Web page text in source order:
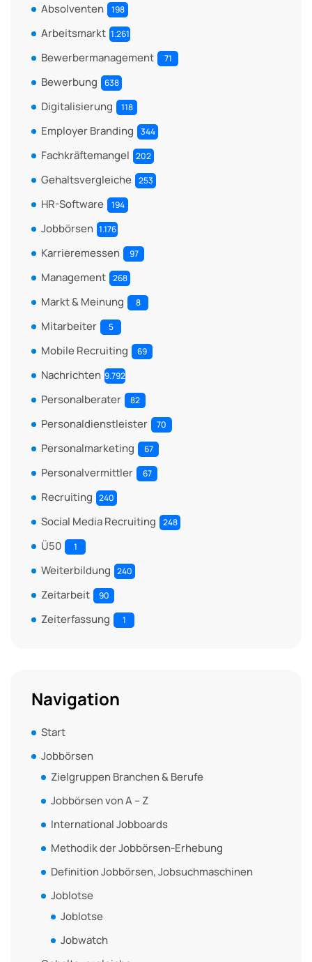
Absolventen 198
Arbeitsmarkt 1.261
Bewerbermanagement 71
Bewerbung 638
Digitalisierung 118
Employer Branding 344
Fachkräftemangel 202
Gehaltsvergleiche 253
HR-Software 194
Jobbörsen 1.176
Karrieremessen 97
Management 268
Markt & Meinung 8
Mitarbeiter 5
Mobile Recruiting 69
Nachrichten 9.792
Personalberater 82
Personaldienstleister 70
Personalmarketing 67
Personalvermittler 67
Recruiting 240
Social Media Recruiting 248
Ü50 1
Weiterbildung 240
Zeitarbeit 90
Zeiterfassung 1
Navigation
Start
Jobbörsen
Zielgruppen Branchen & Berufe
Jobbörsen von A – Z
International Jobboards
Methodik der Jobbörsen-Erhebung
Definition Jobbörsen, Jobsuchmaschinen
Joblotse
Joblotse
Jobwatch